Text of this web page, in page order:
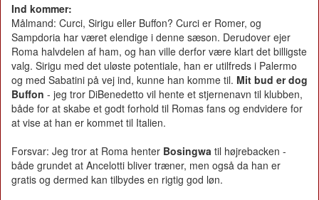
Ind kommer:
Målmand: Curci, Sirigu eller Buffon? Curci er Romer, og
Sampdoria har været elendige i denne sæson. Derudover ejer
Roma halvdelen af ham, og han ville derfor være klart det billigste
valg. Sirigu med det uløste potentiale, han er utilfreds i Palermo
og med Sabatini på vej ind, kunne han komme til. Mit bud er dog
Buffon - jeg tror DiBenedetto vil hente et stjernenavn til klubben,
både for at skabe et godt forhold til Romas fans og endvidere for
at vise at han er kommet til Italien.
Forsvar: Jeg tror at Roma henter Bosingwa til højrebacken -
både grundet at Ancelotti bliver træner, men også da han er
gratis og dermed kan tilbydes en rigtig god løn.